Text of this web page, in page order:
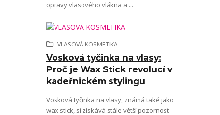
opravy vlasového vlákna a ...
Vosková tyčinka na vlasy:
Proč je Wax Stick revolucí v
kadeřnickém stylingu
VLASOVÁ KOSMETIKA
Vosková tyčinka na vlasy, známá také jako
wax stick, si získává stále větší pozornost